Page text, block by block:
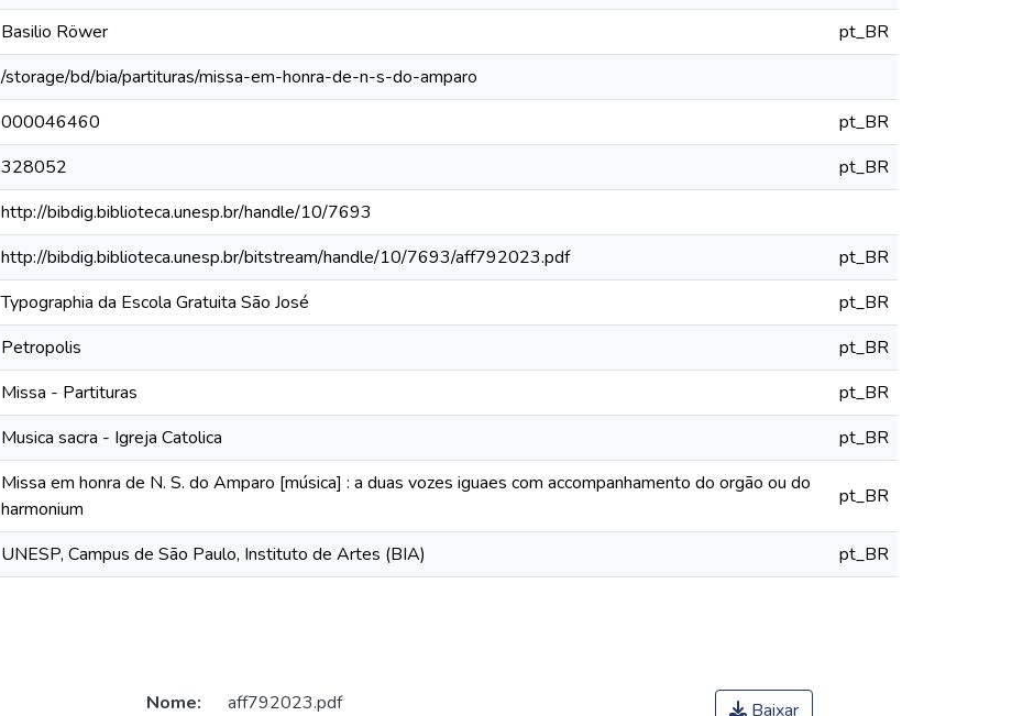
Basilio Röwer
pt_BR
/storage/bd/bia/partituras/missa-em-honra-de-n-s-do-amparo
000046460
pt_BR
328052
pt_BR
http://bibdig.biblioteca.unesp.br/handle/10/7693
http://bibdig.biblioteca.unesp.br/bitstream/handle/10/7693/aff792023.pdf
pt_BR
Typographia da Escola Gratuita São José
pt_BR
Petropolis
pt_BR
Missa - Partituras
pt_BR
Musica sacra - Igreja Catolica pt_BR
Missa em honra de N. S. do Amparo [música] : a duas vozes iguaes com accompanhamento do orgão ou do
harmonium
pt_BR
UNESP, Campus de São Paulo, Instituto de Artes (BIA) pt_BR
Nome:
aff792023.pdf
Baixar